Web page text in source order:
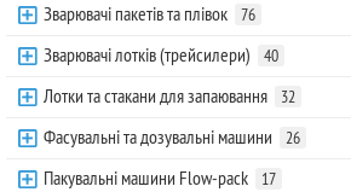
Зварювачі пакетів та плівок 76
Зварювачі лотків (трейсилери) 40
Лотки та стакани для запаювання 32
Фасувальні та дозувальні машини 26
Пакувальні машини Flow-pack 17